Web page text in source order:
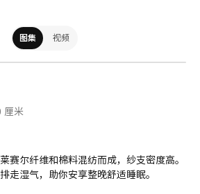
图集 视频
厘米
赛尔纤维和棉料混纺而成，纱支密度高。
走湿气，助你安享整晚舒适睡眠。